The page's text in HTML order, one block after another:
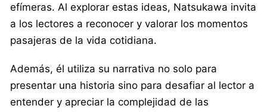
efímeras. Al explorar estas ideas, Natsukawa invita
a los lectores a reconocer y valorar los momentos
pasajeras de la vida cotidiana.
Además, él utiliza su narrativa no solo para
presentar una historia sino para desafiar al lector a
entender y apreciar la complejidad de las